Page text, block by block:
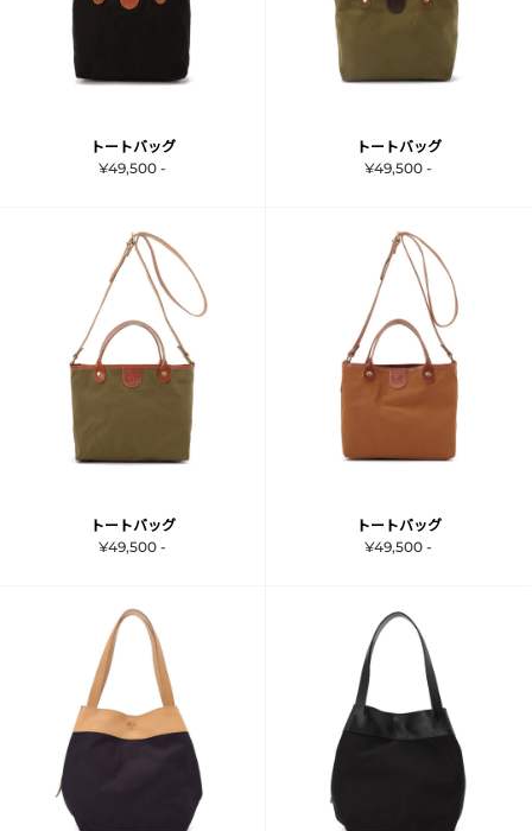
トートバッグ
¥49,500 -
トートバッグ
¥49,500 -
トートバッグ
¥49,500 -
トートバッグ
¥49,500 -